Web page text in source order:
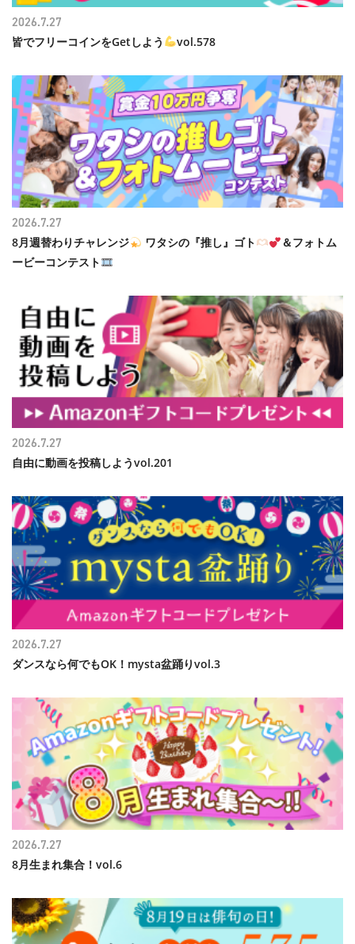
皆でフリーコインをGetしよう vol.578
2026.7.27
8月週替わりチャレンジ ワタシの『推し』ゴト
＆フォトム
ービーコンテスト
2026.7.27
自由に動画を投稿しようvol.201
2026.7.27
ダンスなら何でもOK！mysta盆踊りvol.3
2026.7.27
8月生まれ集合！vol.6
2026.7.27